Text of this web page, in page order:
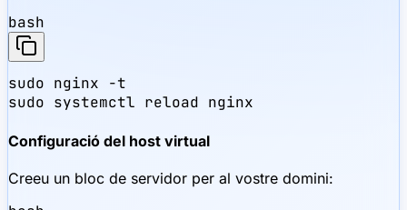
bash
sudo nginx -t
sudo systemctl reload nginx
Configuració del host virtual
Creeu un bloc de servidor per al vostre domini: